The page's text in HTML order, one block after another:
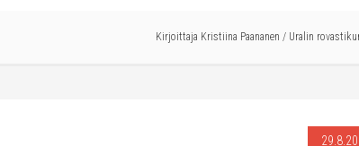
Kirjoittaja Kristiina Paananen / Uralin